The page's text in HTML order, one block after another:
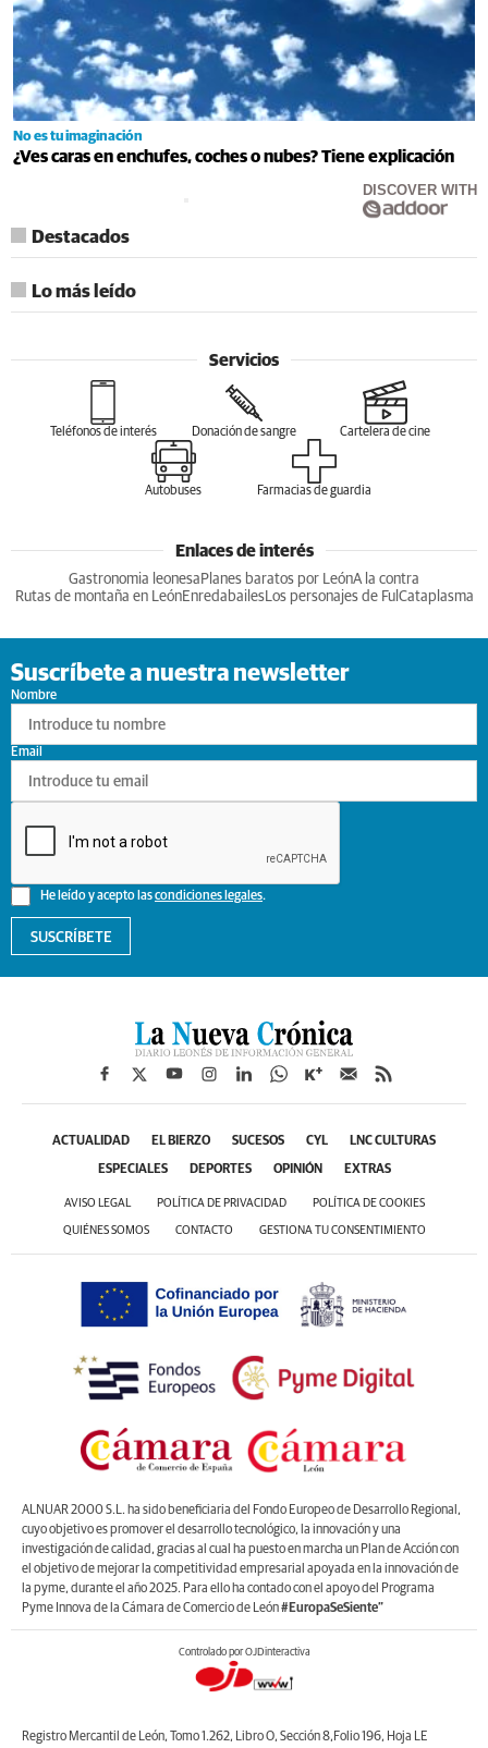
No es tu imaginación
¿Ves caras en enchufes, coches o nubes? Tiene explicación
DISCOVER WITH
Destacados
Lo más leído
Servicios
Teléfonos de interés Donación de sangre Cartelera de cine
Autobuses Farmacias de guardia
Enlaces de interés
Gastronomia leonesa Planes baratos por LeónA la contra
Rutas de montaña en LeónEnredabailesLos personajes de Ful Cataplasma
Suscríbete a nuestra newsletter
Nombre
He leído y acepto lascondiciones legales.
Email
SUSCRÍBETE
ACTUALIDAD EL BIERZO SUCESOS CYL LNC CULTURAS
ESPECIALES DEPORTES OPINIÓN EXTRAS
AVISO LEGAL POLÍTICA DE PRIVACIDAD POLÍTICA DE COOKIES
QUIÉNES SOMOS CONTACTO GESTIONA TU CONSENTIMIENTO
ALNUAR 2000 S.L. ha sido beneficiaria del Fondo Europeo de Desarrollo Regional,
cuyo objetivo es promover el desarrollo tecnológico, la innovación y una
investigación de calidad, gracias al cual ha puesto en marcha un Plan de Acción con
el objetivo de mejorar la competitividad empresarial apoyada en la innovación de
la pyme, durante el año 2025. Para ello ha contado con el apoyo del Programa
Pyme Innova de la Cámara de Comercio de León#EuropaSeSiente”
Controlado por OJDinteractiva
Registro Mercantil de León, Tomo 1.262, Libro O, Sección 8,Folio 196, Hoja LE